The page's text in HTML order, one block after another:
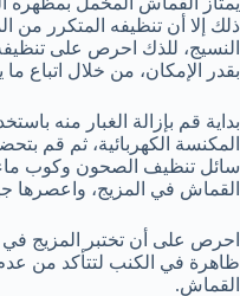
ذلك إلا أن تنظيفه المتكرر من
النسيج، للذك احرص على
بقدر الإمكان، من خلال اتباع ما
بداية قم بإزالة الغبار منه
المكنسة الكهربائية، ثم قم
سائل تنظيف الصحون وكوب
القماش في المزيج، واعصرها
احرص على أن تختبر المزيج
ظاهرة في الكنب لتتأكد من
القماش.